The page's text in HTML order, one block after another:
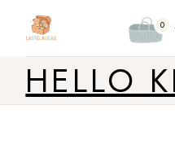
0
HELLO